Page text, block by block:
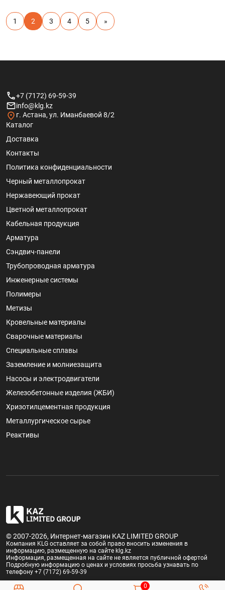
1 2 3 4 5 »
+7 (7172) 69-59-39
info@klg.kz
г. Астана, ул. Иманбаевой 8/2
Каталог
Доставка
Контакты
Политика конфиденциальности
Черный металлопрокат
Нержавеющий прокат
Цветной металлопрокат
Кабельная продукция
Арматура
Сэндвич-панели
Трубопроводная арматура
Инженерные системы
Полимеры
Метизы
Кровельные материалы
Сварочные материалы
Специальные сплавы
Заземление и молниезащита
Насосы и электродвигатели
Железобетонные изделия (ЖБИ)
Хризотилцементная продукция
Металлургическое сырье
Реактивы
© 2007-2026, Интернет-магазин KAZ LIMITED GROUP
Компания KLG оставляет за собой право вносить изменения в
информацию, размещенную на сайте klg.kz
Информация, размещенная на сайте не является публичной офертой
Подробную информацию о ценах и условиях просьба узнавать по
телефону +7 (7172) 69-59-39
0